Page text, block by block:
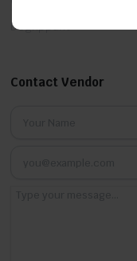
Dégrippant
Contact Vendor